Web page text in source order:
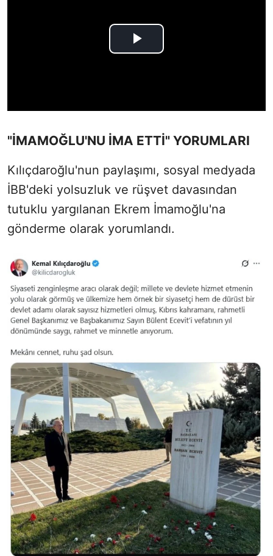
"İMAMOĞLU'NU İMA ETTİ" YORUMLARI
Kılıçdaroğlu'nun paylaşımı, sosyal medyada
İBB'deki yolsuzluk ve rüşvet davasından
tutuklu yargılanan Ekrem İmamoğlu'na
gönderme olarak yorumlandı.